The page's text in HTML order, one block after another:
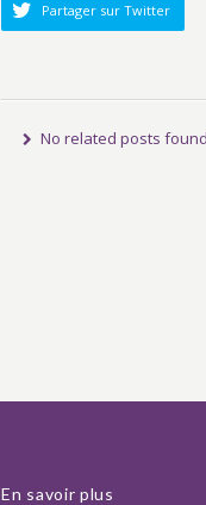
Partager sur Twitter
No related posts
En savoir plus